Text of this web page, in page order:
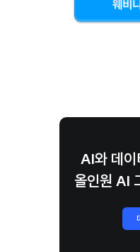
AI와 데이
올인원 AI